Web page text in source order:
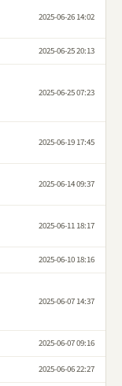
2025-06-26 14:02
2025-06-25 20:13
2025-06-25 07:23
2025-06-19 17:45
2025-06-14 09:37
2025-06-11 18:17
2025-06-10 18:16
2025-06-07 14:37
2025-06-07 09:16
2025-06-06 22:27